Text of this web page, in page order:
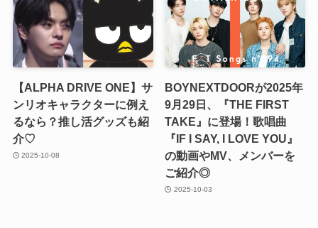
【ALPHA DRIVE ONE】サ
ンリオキャラクターに例え
るなら？推し活グッズも紹
介♡
2025-10-08
BOYNEXTDOORが2025年
9月29日、『THE FIRST
TAKE』に登場！歌唱曲
『IF I SAY, I LOVE YOU』
の動画やMV、メンバーを
ご紹介◎
2025-10-03